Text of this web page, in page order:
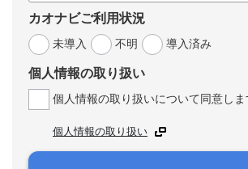
カオナビご利用状況
未導入
不明 導入済み
個人情報の取り扱い
個人情報の取り扱いについて同意しま
個人情報の取り扱い